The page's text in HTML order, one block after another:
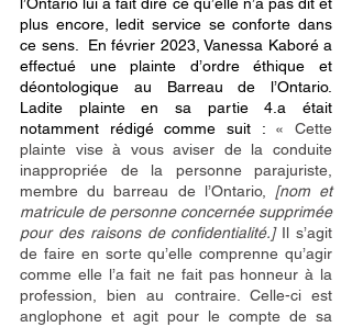
plus encore, ledit service se conforte dans
ce sens.
  En février 2023, Vanessa Kaboré a
effectué une plainte d’ordre éthique et
déontologique au Barreau de l’Ontario.
Ladite plainte en sa partie 4.a était
notamment rédigé comme suit : « Cette
plainte vise à vous aviser de la conduite
inappropriée de la personne parajuriste,
membre du barreau de l’Ontario, [nom et
matricule de personne concernée supprimée
pour des raisons de confidentialité.] Il s’agit
de faire en sorte qu’elle comprenne qu’agir
comme elle l’a fait ne fait pas honneur à la
profession, bien au contraire. Celle-ci est
anglophone et agit pour le compte de sa